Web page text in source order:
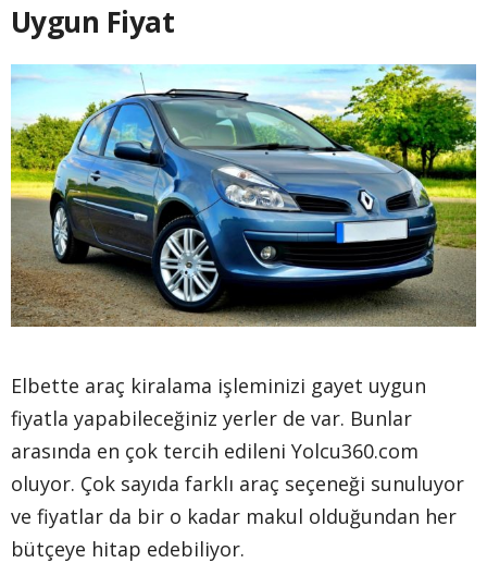
Uygun Fiyat
Elbette araç kiralama işleminizi gayet uygun
fiyatla yapabileceğiniz yerler de var. Bunlar
arasında en çok tercih edileni Yolcu360.com
oluyor. Çok sayıda farklı araç seçeneği sunuluyor
ve fiyatlar da bir o kadar makul olduğundan her
bütçeye hitap edebiliyor.